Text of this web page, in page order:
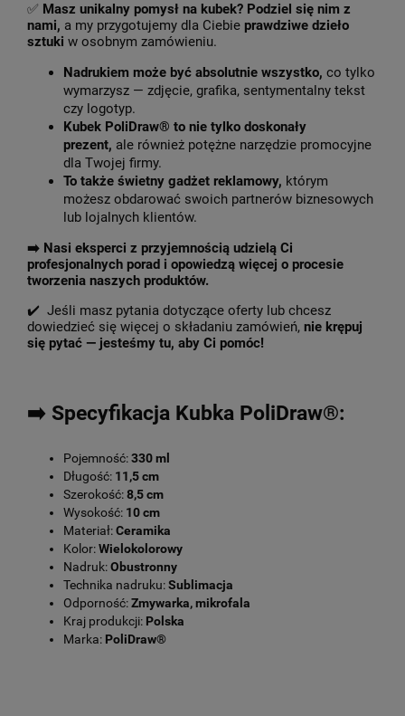
✅ Masz unikalny pomysł na kubek? Podziel się nim z
nami, a my przygotujemy dla Ciebie prawdziwe dzieło
sztuki w osobnym zamówieniu.
Nadrukiem może być absolutnie wszystko, co tylko
wymarzysz — zdjęcie, grafika, sentymentalny tekst
czy logotyp.
Kubek PoliDraw® to nie tylko doskonały
prezent, ale również potężne narzędzie promocyjne
dla Twojej firmy.
To także świetny gadżet reklamowy, którym
możesz obdarować swoich partnerów biznesowych
lub lojalnych klientów.
➡️ Nasi eksperci z przyjemnością udzielą Ci
profesjonalnych porad i opowiedzą więcej o procesie
tworzenia naszych produktów.
✔️ Jeśli masz pytania dotyczące oferty lub chcesz
dowiedzieć się więcej o składaniu zamówień, nie krępuj
się pytać — jesteśmy tu, aby Ci pomóc!
➡️ Specyfikacja Kubka PoliDraw®:
Pojemność:330 ml
Długość: 11,5 cm
Szerokość:8,5 cm
Wysokość: 10 cm
Materiał:Ceramika
Kolor:Wielokolorowy
Nadruk:Obustronny
Technika nadruku:Sublimacja
Odporność:Zmywarka, mikrofala
Kraj produkcji: Polska
Marka: PoliDraw®